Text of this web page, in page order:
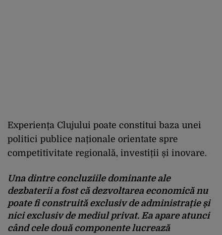
Experiența Clujului poate constitui baza unei
politici publice naționale orientate spre
competitivitate regională, investiții și inovare.
Una dintre concluziile dominante ale
dezbaterii a fost că dezvoltarea economică nu
poate fi construită exclusiv de administrație și
nici exclusiv de mediul privat. Ea apare atunci
când cele două componente lucrează